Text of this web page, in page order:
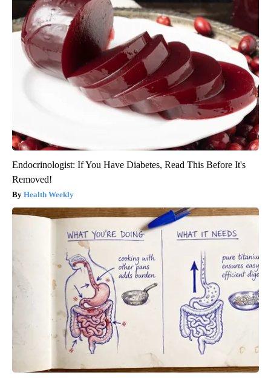
Endocrinologist: If You Have Diabetes, Read This Before It's
Removed!
Health Weekly